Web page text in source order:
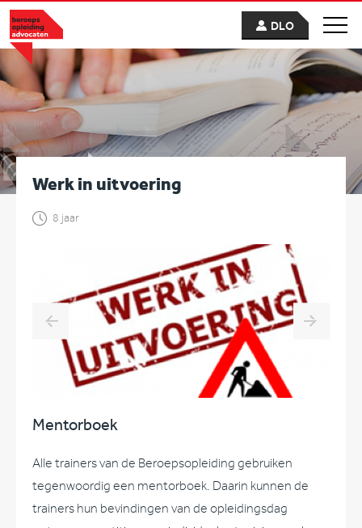
DLO
Werk in uitvoering
8 jaar
Mentorboek
Alle trainers van de Beroepsopleiding gebruiken
tegenwoordig een mentorboek. Daarin kunnen de
trainers hun bevindingen van de opleidingsdag